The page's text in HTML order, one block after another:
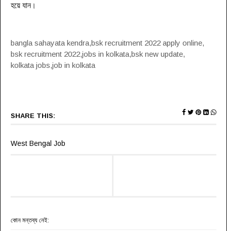
হয়ে যান।
bangla sahayata kendra,bsk recruitment 2022 apply online,
bsk recruitment 2022,jobs in kolkata,bsk new update,
kolkata jobs,job in kolkata
SHARE THIS:
West Bengal Job
কোন মন্তব্য নেই: